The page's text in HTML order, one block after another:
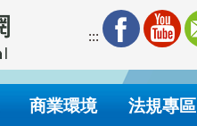
:::
商業環境 法規專區